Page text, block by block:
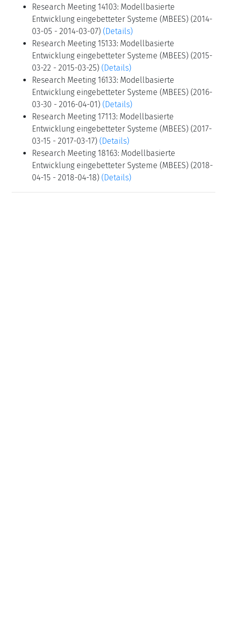
Research Meeting 14103: Modellbasierte
Entwicklung eingebetteter Systeme (MBEES) (2014-
03-05 - 2014-03-07) (Details)
Research Meeting 15133: Modellbasierte
Entwicklung eingebetteter Systeme (MBEES) (2015-
03-22 - 2015-03-25) (Details)
Research Meeting 16133: Modellbasierte
Entwicklung eingebetteter Systeme (MBEES) (2016-
03-30 - 2016-04-01) (Details)
Research Meeting 17113: Modellbasierte
Entwicklung eingebetteter Systeme (MBEES) (2017-
03-15 - 2017-03-17) (Details)
Research Meeting 18163: Modellbasierte
Entwicklung eingebetteter Systeme (MBEES) (2018-
04-15 - 2018-04-18) (Details)